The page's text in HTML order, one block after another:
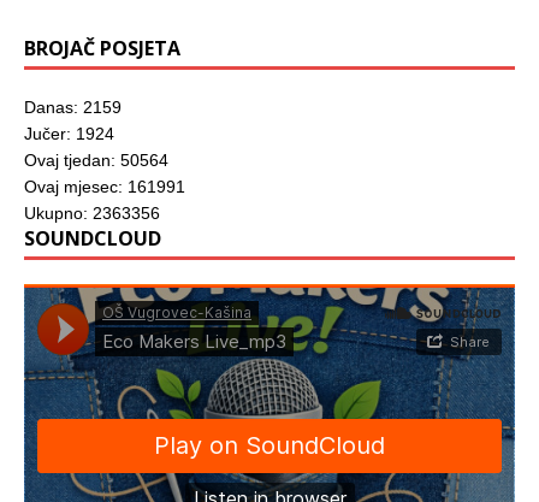
BROJAČ POSJETA
Danas: 2159
Jučer: 1924
Ovaj tjedan: 50564
Ovaj mjesec: 161991
Ukupno: 2363356
SOUNDCLOUD